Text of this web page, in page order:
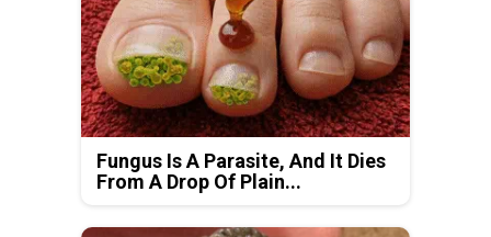
Fungus Is A Parasite, And It Dies
From A Drop Of Plain...